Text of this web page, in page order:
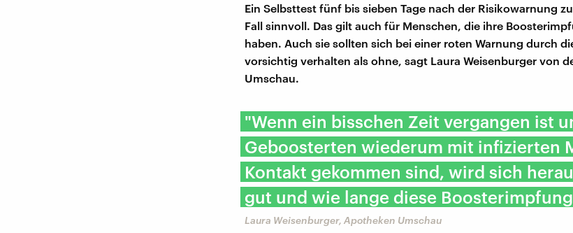
Ein Selbsttest fünf bis sieben Tage nach der Risikowarnung
Fall sinnvoll. Das gilt auch für Menschen, die ihre
haben. Auch sie sollten sich bei einer roten Warnung durch
vorsichtig verhalten als ohne, sagt Laura Weisenburger von
Umschau.
"Wenn ein bisschen Zeit vergangen ist
Geboosterten wiederum mit infizierten
Kontakt gekommen sind, wird sich
gut und wie lange diese
Laura Weisenburger, Apotheken Umschau